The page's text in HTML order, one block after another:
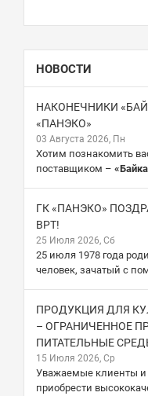
НОВОСТИ
НАКОНЕЧНИКИ
«ПАНЭКО»
03 Августа 2026, Пн
Хотим познакомить
поставщиком –
ГК «ПАНЭКО»
ВРТ!
25 Июля 2026, Сб
25 июля 1978 года
человек, зачатый с
ПРОДУКЦИЯ ДЛЯ
– ОГРАНИЧЕННОЕ
ПИТАТЕЛЬНЫЕ
15 Июля 2026, Ср
Уважаемые клиенты и
приобрести